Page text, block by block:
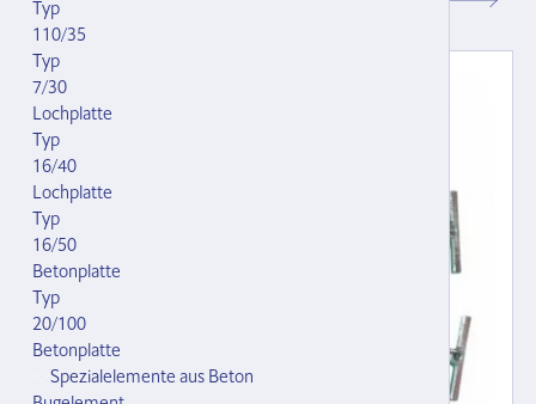
Typ
110/35
Typ
7/30
Lochplatte
Typ
16/40
Lochplatte
Typ
16/50
Betonplatte
Typ
20/100
Betonplatte
Spezialelemente aus Beton
CHF 48.00